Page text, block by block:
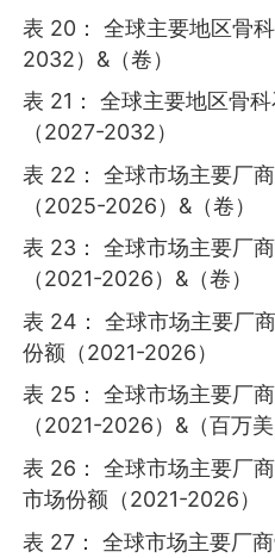
表 20： 全球主要地区骨
2032）&（卷）
表 21： 全球主要地区骨
（2027-2032）
表 22： 全球市场主要厂
（2025-2026）&（卷）
表 23： 全球市场主要厂
（2021-2026）&（卷）
表 24： 全球市场主要厂
份额（2021-2026）
表 25： 全球市场主要厂
（2021-2026）&（百万美
表 26： 全球市场主要厂
市场份额（2021-2026）
表 27： 全球市场主要厂